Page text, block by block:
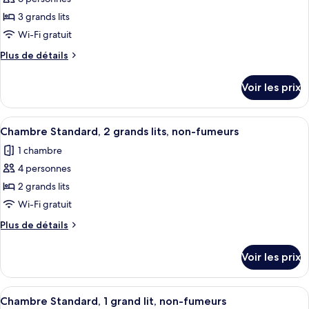
fumeurs
lits,
non-
pour
ce
type
de
Chambre
Standard,
plusieurs
lits,
non-
fumeurs
3 grands lits
Wi-Fi gratuit
Plus de détails
Plus
le
type
de
Chambre
Standard,
lits,
non-
Voir les prix
Afficher
toutes
les
photos
pour
ce
type
de
Chambre
Standard,
2
Une chambre d’hôtel avec deux lits,
4
Chambre Standard, 2 grands lits, non-fumeurs
1 chambre
4 personnes
2 grands lits
Wi-Fi gratuit
Plus de détails
Plus
le
type
de
Voir les prix
Afficher
Une chambre d’hôtel avec un
8
Chambre Standard, 1 grand lit, non-fumeurs